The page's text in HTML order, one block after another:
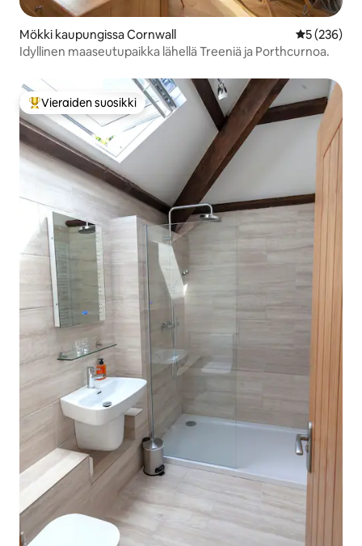
Mökki kaupungissa Cornwall
5 (236)
Idyllinen maaseutupaikka lähellä Treeniä ja Porthcurnoa.
Vieraiden suosikkien parhaimmistoa
Vieraiden suosikki